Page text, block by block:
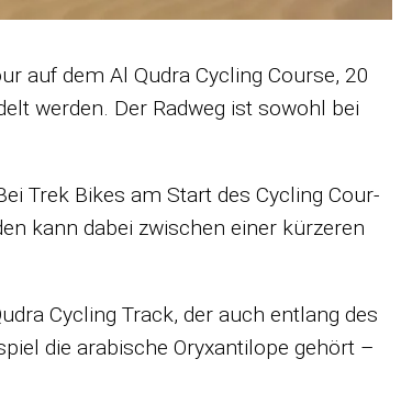
auf dem Al Qu­dra Cy­cling Course, 20
wer­den. Der Rad­weg ist so­wohl bei
Trek Bikes am Start des Cy­cling Cour­
kann da­bei zwi­schen ei­ner kür­ze­ren
Cy­cling Track, der auch ent­lang des
die ara­bi­sche Ory­x­an­ti­lope ge­hört –